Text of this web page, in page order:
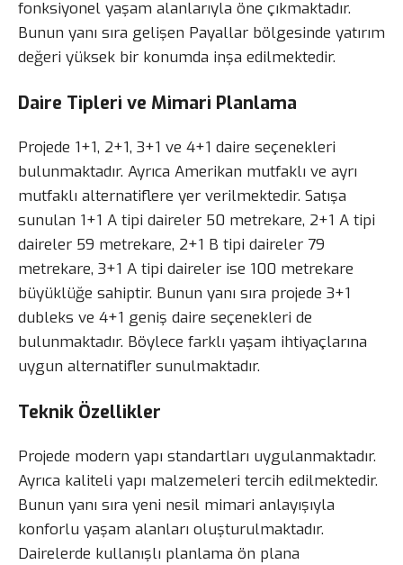
fonksiyonel yaşam alanlarıyla öne çıkmaktadır.
Bunun yanı sıra gelişen Payallar bölgesinde yatırım
değeri yüksek bir konumda inşa edilmektedir.
Daire Tipleri ve Mimari Planlama
Projede 1+1, 2+1, 3+1 ve 4+1 daire seçenekleri
bulunmaktadır. Ayrıca Amerikan mutfaklı ve ayrı
mutfaklı alternatiflere yer verilmektedir. Satışa
sunulan 1+1 A tipi daireler 50 metrekare, 2+1 A tipi
daireler 59 metrekare, 2+1 B tipi daireler 79
metrekare, 3+1 A tipi daireler ise 100 metrekare
büyüklüğe sahiptir. Bunun yanı sıra projede 3+1
dubleks ve 4+1 geniş daire seçenekleri de
bulunmaktadır. Böylece farklı yaşam ihtiyaçlarına
uygun alternatifler sunulmaktadır.
Teknik Özellikler
Projede modern yapı standartları uygulanmaktadır.
Ayrıca kaliteli yapı malzemeleri tercih edilmektedir.
Bunun yanı sıra yeni nesil mimari anlayışıyla
konforlu yaşam alanları oluşturulmaktadır.
Dairelerde kullanışlı planlama ön plana